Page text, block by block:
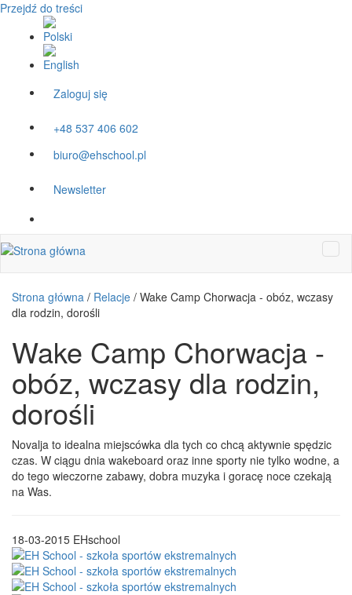
Przejdź do treści
Zaloguj się
+48 537 406 602
biuro@ehschool.pl
Newsletter
Strona główna / Relacje / Wake Camp Chorwacja - obóz, wczasy
dla rodzin, dorośli
Wake Camp Chorwacja -
obóz, wczasy dla rodzin,
dorośli
Novalja to idealna miejscówka dla tych co chcą aktywnie spędzic
czas. W ciągu dnia wakeboard oraz inne sporty nie tylko wodne, a
do tego wieczorne zabawy, dobra muzyka i goracę noce czekają
na Was.
18-03-2015 EHschool